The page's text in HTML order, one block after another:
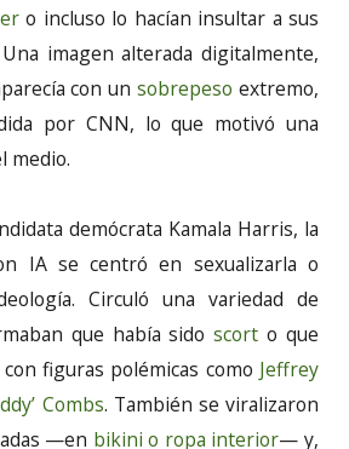
o incluso lo hacían insultar a sus
imagen alterada digitalmente,
con unsobrepeso extremo,
por CNN, lo que motivó una
medio.
demócrata Kamala Harris, la
IA se centró en sexualizarla o
Circuló una variedad de
que había sidoscort o que
figuras polémicas como Jeffrey
Combs. También se viralizaron
—en bikini o ropa interior— y,